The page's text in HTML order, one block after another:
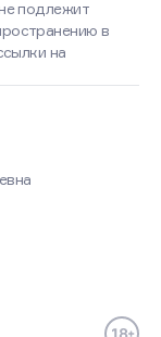
подлежит
в
на